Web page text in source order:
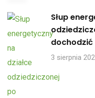
Słup
3 sierpnia